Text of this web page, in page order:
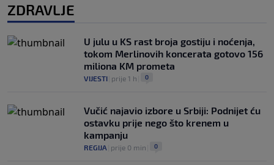
ZDRAVLJE
U julu u KS rast broja gostiju i noćenja,
tokom Merlinovih koncerata gotovo 156
miliona KM prometa
VIJESTI prije 1 h 0
Vučić najavio izbore u Srbiji: Podnijet ću
ostavku prije nego što krenem u
kampanju
REGIJA prije 0 min 0